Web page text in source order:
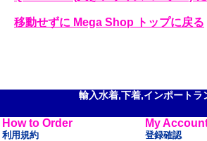
移動せずに Mega Shop トップに戻る
輸入水着,下着,インポート
How to Order
利用規約
My
登録確認